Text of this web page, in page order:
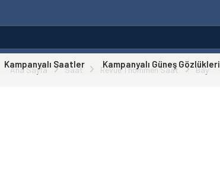
Kampanyalı Saatler Kampanyalı Güneş Gözlükleri
Ana Sayfa Saat Revue Thommen Saat Bay